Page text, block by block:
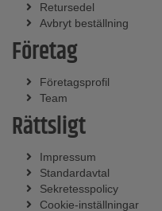
Retursedel
Avbryt beställning
Företag
Företagsprofil
Team
Rättsligt
Impressum
Standardavtal
Sekretesspolicy
Cookie-inställningar